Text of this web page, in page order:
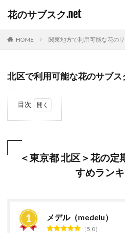
花のサブスク.net
HOME 関東地方で利用可能な花の
北区で利用可能な花のサブ
目次
の定
ラン
キン
＜東京都 北区＞花の定
すめラン
メデル（medelu）
5.0